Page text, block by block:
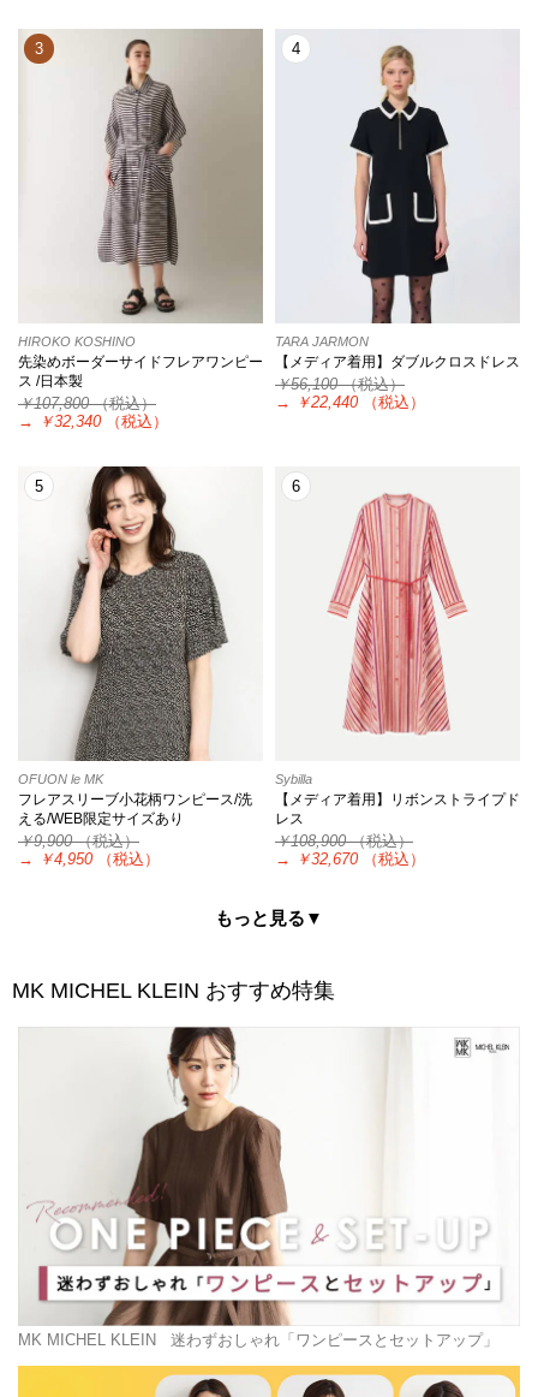
3
HIROKO KOSHINO
先染めボーダーサイドフレアワンピー
ス /日本製
￥107,800（税込）
→
￥32,340 （税込）
4
TARA JARMON
【メディア着用】ダブルクロスドレス
￥56,100（税込）
→
￥22,440 （税込）
5
OFUON le MK
フレアスリーブ小花柄ワンピース/洗
える/WEB限定サイズあり
￥9,900（税込）
→
￥4,950 （税込）
6
Sybilla
【メディア着用】リボンストライプド
レス
￥108,900（税込）
→
￥32,670 （税込）
もっと見る▼
MK MICHEL KLEIN おすすめ特集
MK MICHEL KLEIN 迷わずおしゃれ「ワンピースとセットアップ」